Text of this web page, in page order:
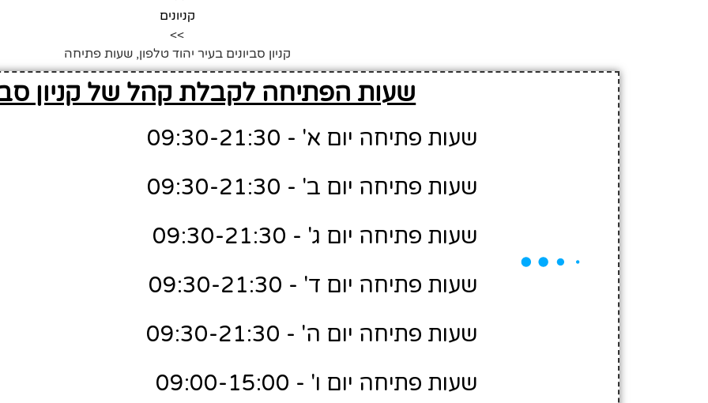
קניונים
>>
קניון סביונים בעיר יהוד טלפון, שעות פתיחה
שעות הפתיחה לקבלת קהל של קניון
שעות פתיחה יום א' - 09:30-21:30
שעות פתיחה יום ב' - 09:30-21:30
שעות פתיחה יום ג' - 09:30-21:30
שעות פתיחה יום ד' - 09:30-21:30
שעות פתיחה יום ה' - 09:30-21:30
שעות פתיחה יום ו' - 09:00-15:00